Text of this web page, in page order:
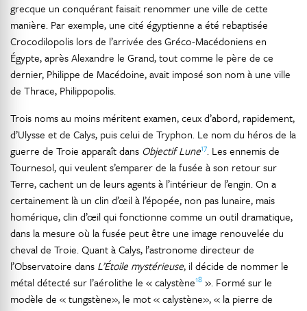
grecque un conquérant faisait renommer une ville de cette
manière. Par exemple, une cité égyptienne a été rebaptisée
Crocodilopolis lors de l’arrivée des Gréco-Macédoniens en
Égypte, après Alexandre le Grand, tout comme le père de ce
dernier, Philippe de Macédoine, avait imposé son nom à une ville
de Thrace, Philippopolis.
Trois noms au moins méritent examen, ceux d’abord, rapidement,
d’Ulysse et de Calys, puis celui de Tryphon. Le nom du héros de la
guerre de Troie apparaît dans Objectif Lune17. Les ennemis de
Tournesol, qui veulent s’emparer de la fusée à son retour sur
Terre, cachent un de leurs agents à l’intérieur de l’engin. On a
certainement là un clin d’œil à l’épopée, non pas lunaire, mais
homérique, clin d’œil qui fonctionne comme un outil dramatique,
dans la mesure où la fusée peut être une image renouvelée du
cheval de Troie. Quant à Calys, l’astronome directeur de
l’Observatoire dans L’Étoile mystérieuse, il décide de nommer le
métal détecté sur l’aérolithe le « calystène18 ». Formé sur le
modèle de « tungstène», le mot « calystène», « la pierre de